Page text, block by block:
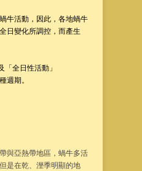
牛活動，因此，各地蝸牛
日變化所調控，而產生
「全日性活動」
週期。
與亞熱帶地區，蝸牛多活
是在乾、溼季明顯的地